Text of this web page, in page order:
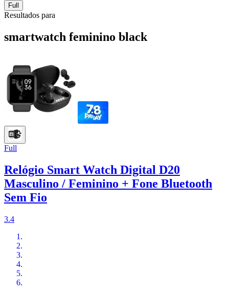
Full
Resultados para
smartwatch feminino black
Full
Relógio Smart Watch Digital D20
Masculino / Feminino + Fone Bluetooth
Sem Fio
3.4